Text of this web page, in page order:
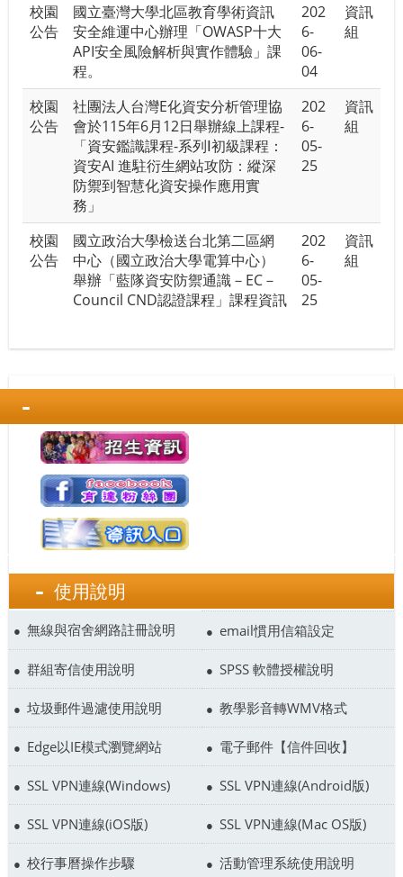
校園
公告
國立臺灣大學北區教育學術資訊
安全維運中心辦理「OWASP十大
API安全風險解析與實作體驗」課
程。
202
6-
06-
04
資訊
組
校園
公告
社團法人台灣E化資安分析管理協
會於115年6月12日舉辦線上課程-
「資安鑑識課程-系列Ⅰ初級課程：
資安AI 進駐衍生網站攻防：縱深
防禦到智慧化資安操作應用實
務」
202
6-
05-
25
資訊
組
校園
公告
國立政治大學檢送台北第二區網
中心（國立政治大學電算中心）
舉辦「藍隊資安防禦通識－EC－
Council CND認證課程」課程資訊
202
6-
05-
25
資訊
組
使用說明
無線與宿舍網路註冊說明 email慣用信箱設定
群組寄信使用說明 SPSS 軟體授權說明
垃圾郵件過濾使用說明 教學影音轉WMV格式
Edge以IE模式瀏覽網站 電子郵件【信件回收】
SSL VPN連線(Windows) SSL VPN連線(Android版)
SSL VPN連線(iOS版) SSL VPN連線(Mac OS版)
校行事曆操作步驟 活動管理系統使用說明